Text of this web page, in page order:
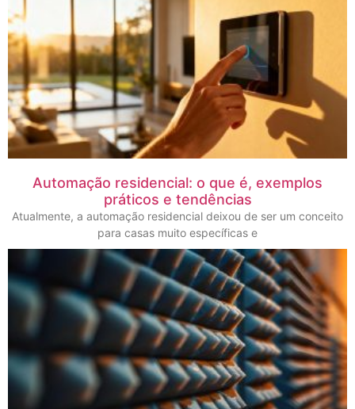
Automação residencial: o que é, exemplos
práticos e tendências
Atualmente, a automação residencial deixou de ser um conceito
para casas muito específicas e